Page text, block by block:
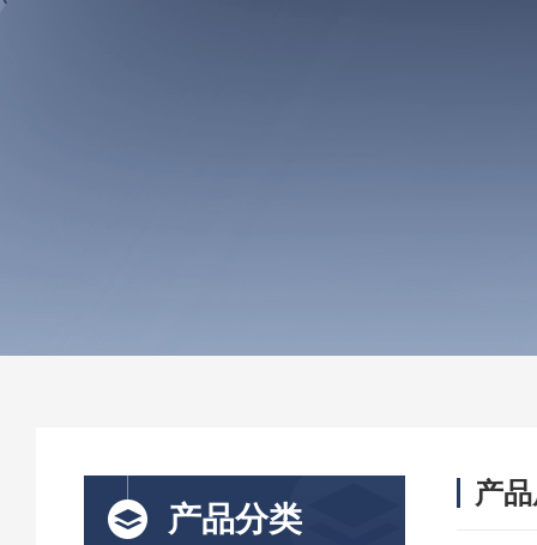
产品分类
产